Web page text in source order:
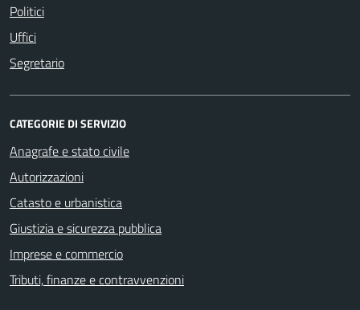
Politici
Uffici
Segretario
CATEGORIE DI SERVIZIO
Anagrafe e stato civile
Autorizzazioni
Catasto e urbanistica
Giustizia e sicurezza pubblica
Imprese e commercio
Tributi, finanze e contravvenzioni